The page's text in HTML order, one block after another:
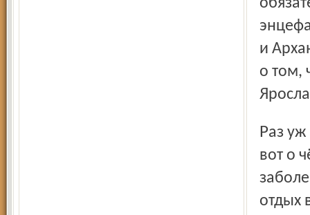
и
о том,
Раз уж заговорили о прививках, то необходимо знать ещё
вот о
отдых